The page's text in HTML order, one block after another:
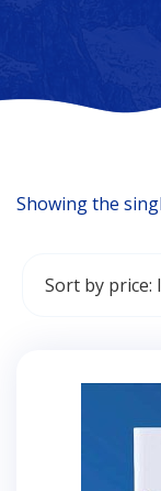
Showing the